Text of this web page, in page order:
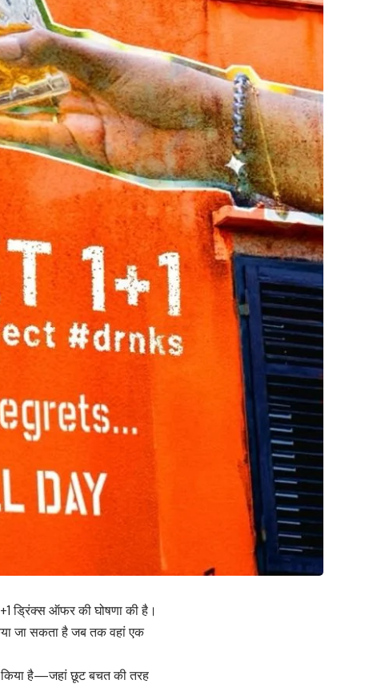
ड्रिंक्स ऑफर की घोषणा की है।
जा सकता है जब तक वहां एक
किया है—जहां छूट बचत की तरह